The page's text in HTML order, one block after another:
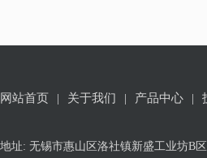
网站首页 | 关于我们 | 产品中心 |
地址: 无锡市惠山区洛社镇新盛工业坊B